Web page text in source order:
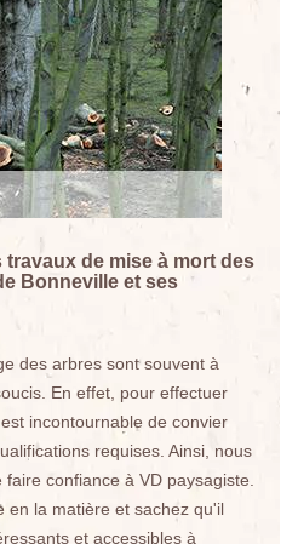
travaux de mise à mort des
Bonneville et ses
des arbres sont souvent à
En effet, pour effectuer
incontournable de convier
requises. Ainsi, nous
confiance à VD paysagiste.
en la matière et sachez qu'il
et accessibles à